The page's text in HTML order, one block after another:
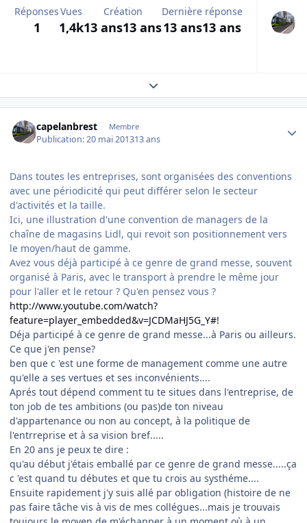
Réponses
1
Vues
1,4k
Création
13 ans13 ans
Dernière réponse
13 ans13 ans
Expand topic overview
capelanbrest Membre
Publication:20 mai 201313 ans
Dans toutes les entreprises, sont organisées des conventions
avec une périodicité qui peut différer selon le secteur
d'activités et la taille.
Ici, une illustration d'une convention de managers de la
chaîne de magasins Lidl, qui revoit son positionnement vers
le moyen/haut de gamme.
Avez vous déjà participé à ce genre de grand messe, souvent
organisé à Paris, avec le transport à prendre le même jour
pour l'aller et le retour ? Qu'en pensez vous ?
http://www.youtube.com/watch?
feature=player_embedded&v=JCDMaHJ5G_Y#!
Déja participé à ce genre de grand messe...à Paris ou ailleurs.
Ce que j'en pense?
ben que c 'est une forme de management comme une autre
qu'elle a ses vertues et ses inconvénients....
Aprés tout dépend comment tu te situes dans l'entreprise, de
ton job de tes ambitions (ou pas)de ton niveau
d'appartenance ou non au concept, à la politique de
l'entrreprise et à sa vision bref.....
En 20 ans je peux te dire :
qu'au début j'étais emballé par ce genre de grand messe.....ça
c 'est quand tu débutes et que tu crois au systhéme....
Ensuite rapidement j'y suis allé par obligation (histoire de ne
pas faire tâche vis à vis de mes collégues...mais je trouvais